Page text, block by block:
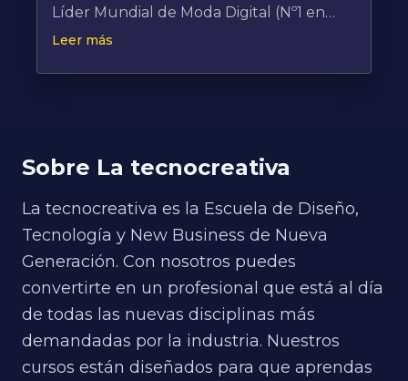
Líder Mundial de Moda Digital (Nº1 en
Digital Fashion y Nº22 en Creative Schools
con miembros del equipo pionero en la
sector , y en algunas de las sesiones
orientados a dar una visión amplia de la
transformación del sector., con el objetivo
de impulsar a los participantes hacia los
puestos de mayor proyección actual en
la industria.
Leer más
Sobre La tecnocreativa
La tecnocreativa es la Escuela de Diseño,
Tecnología y New Business de Nueva
Generación. Con nosotros puedes
convertirte en un profesional que está al día
de todas las nuevas disciplinas más
demandadas por la industria. Nuestros
cursos están diseñados para que aprendas